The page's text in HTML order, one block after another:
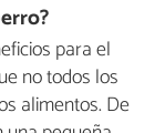
para el
no todos los
alimentos. De